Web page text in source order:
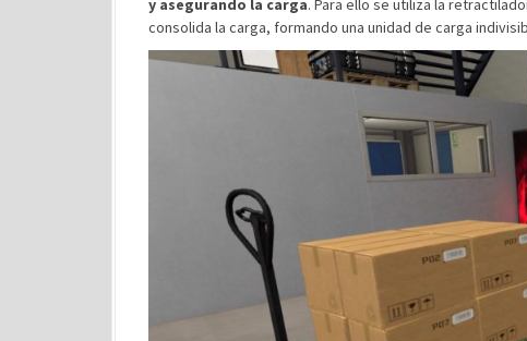
y asegurando la carga. Para ello se utiliza la
consolida la carga, formando una unidad de carga